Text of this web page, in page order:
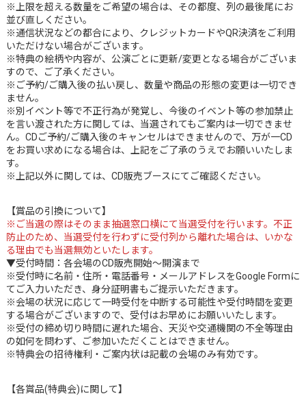
※上限を超える数量をご希望の場合は、その都度、列の最後尾にお
並び直しください。
※通信状況などの都合により、クレジットカードやQR決済をご利用
いただけない場合がございます。
※特典の絵柄や内容が、公演ごとに更新/変更となる場合がございま
すので、ご了承ください。
※ご予約/ご購入後の払い戻し、数量や商品の形態の変更は一切でき
ません。
※別イベント等で不正行為が発覚し、今後のイベント等の参加禁止
を言い渡された方に関しては、当選されてもご案内は一切できませ
ん。CDご予約/ご購入後のキャンセルはできませんので、万が一CD
をお買い求めになる場合は、上記をご了承のうえでお願いいたしま
す。
※上記以外に関しては、CD販売ブースにてご確認ください。
【賞品の引換について】
※ご当選の際はそのまま抽選窓口横にて当選受付を行います。不正
防止のため、当選受付を行わずに受付列から離れた場合は、いかな
る理由でも当選無効といたします。
▼受付時間：各会場のCD販売開始～開演まで
※受付時に名前・住所・電話番号・メールアドレスをGoogle Formに
てご入力いただき、身分証明書もご提示いただきます。
※会場の状況に応じて一時受付を中断する可能性や受付時間を変更
する場合がございますので、受付はお早めにお願いいたします。
※受付の締め切り時間に遅れた場合、天災や交通機関の不全等理由
の如何を問わず、ご参加いただくことはできません。
※特典会の招待権利・ご案内状は記載の会場のみ有効です。
【各賞品(特典会)に関して】